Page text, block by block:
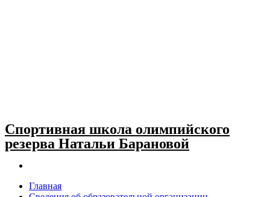
Спортивная школа олимпийского
резерва Натальи Барановой
Главная